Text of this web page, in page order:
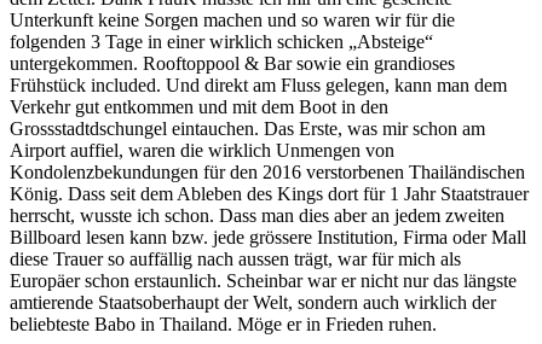
Unterkunft keine Sorgen machen und so waren wir für die
folgenden 3 Tage in einer wirklich schicken „Absteige“
untergekommen. Rooftoppool & Bar sowie ein grandioses
Frühstück included. Und direkt am Fluss gelegen, kann man dem
Verkehr gut entkommen und mit dem Boot in den
Grossstadtdschungel eintauchen. Das Erste, was mir schon am
Airport auffiel, waren die wirklich Unmengen von
Kondolenzbekundungen für den 2016 verstorbenen Thailändischen
König. Dass seit dem Ableben des Kings dort für 1 Jahr Staatstrauer
herrscht, wusste ich schon. Dass man dies aber an jedem zweiten
Billboard lesen kann bzw. jede grössere Institution, Firma oder Mall
diese Trauer so auffällig nach aussen trägt, war für mich als
Europäer schon erstaunlich. Scheinbar war er nicht nur das längste
amtierende Staatsoberhaupt der Welt, sondern auch wirklich der
beliebteste Babo in Thailand. Möge er in Frieden ruhen.